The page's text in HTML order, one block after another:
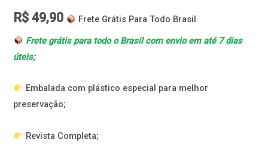
R$ 49,90
Frete Grátis Para Todo Brasil
Frete grátis para todo o Brasil com envio em até 7 dias
úteis;
Embalada com plástico especial para melhor
preservação;
Revista Completa;